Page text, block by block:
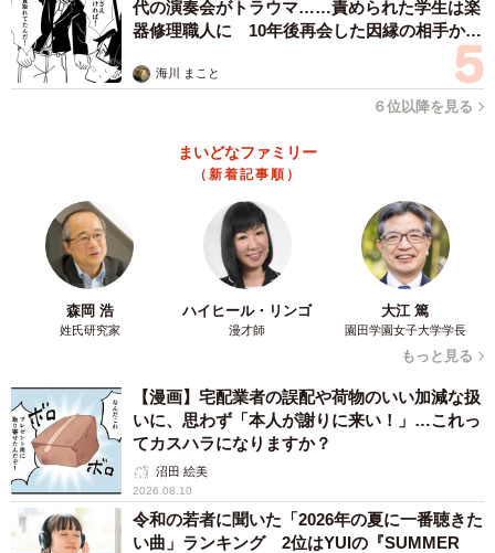
代の演奏会がトラウマ……責められた学生は楽
器修理職人に 10年後再会した因縁の相手から
海川 まこと
６位以降を見る
まいどなファミリー
（新着記事順）
森岡 浩
姓氏研究家
ハイヒール・リンゴ
漫才師
大江 篤
園田学園女子大学学長
もっと見る
【漫画】宅配業者の誤配や荷物のいい加減な扱
いに、思わず「本人が謝りに来い！」…これっ
てカスハラになりますか？
沼田 絵美
2026.08.10
令和の若者に聞いた「2026年の夏に一番聴きた
い曲」ランキング 2位はYUIの『SUMMER